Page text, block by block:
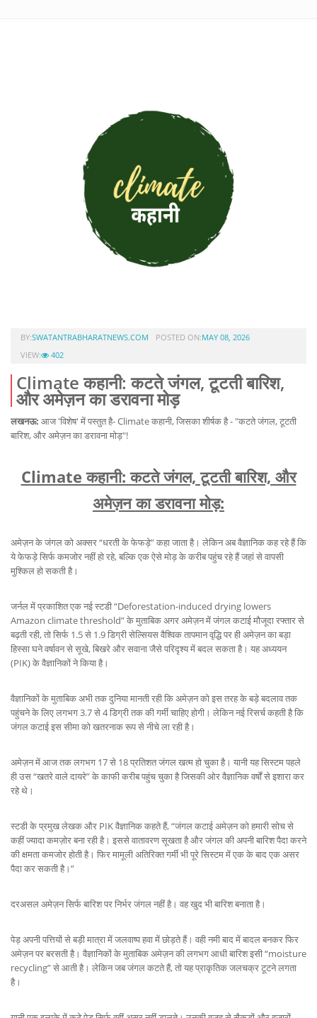
BY:SWATANTRABHARATNEWS.COM POSTED ON:MAY 08, 2026
VIEW:
402
Climate कहानी: कटते जंगल, टूटती बारिश,
और अमेज़न का डरावना मोड़
लखनऊ: आज 'विशेष' में पस्तुत है- Climate कहानी, जिसका शीर्षक है - "कटते जंगल, टूटती
बारिश, और अमेज़न का डरावना मोड़"!
Climate कहानी: कटते जंगल, टूटती बारिश, और
अमेज़न का डरावना मोड़:
अमेज़न के जंगल को अक्सर “धरती के फेफड़े” कहा जाता है। लेकिन अब वैज्ञानिक कह रहे हैं कि
ये फेफड़े सिर्फ कमजोर नहीं हो रहे, बल्कि एक ऐसे मोड़ के करीब पहुंच रहे हैं जहां से वापसी
मुश्किल हो सकती है।
जर्नल में प्रकाशित एक नई स्टडी “Deforestation-induced drying lowers
Amazon climate threshold” के मुताबिक अगर अमेज़न में जंगल कटाई मौजूदा रफ्तार से
बढ़ती रही, तो सिर्फ 1.5 से 1.9 डिग्री सेल्सियस वैश्विक तापमान वृद्धि पर ही अमेज़न का बड़ा
हिस्सा घने वर्षावन से सूखे, बिखरे और सवाना जैसे परिदृश्य में बदल सकता है। यह अध्ययन
(PIK) के वैज्ञानिकों ने किया है।
वैज्ञानिकों के मुताबिक अभी तक दुनिया मानती रही कि अमेज़न को इस तरह के बड़े बदलाव तक
पहुंचने के लिए लगभग 3.7 से 4 डिग्री तक की गर्मी चाहिए होगी। लेकिन नई रिसर्च कहती है कि
जंगल कटाई इस सीमा को खतरनाक रूप से नीचे ला रही है।
अमेज़न में आज तक लगभग 17 से 18 प्रतिशत जंगल खत्म हो चुका है। यानी यह सिस्टम पहले
ही उस “खतरे वाले दायरे” के काफी करीब पहुंच चुका है जिसकी ओर वैज्ञानिक वर्षों से इशारा कर
रहे थे।
स्टडी के प्रमुख लेखक और PIK वैज्ञानिक कहते हैं, “जंगल कटाई अमेज़न को हमारी सोच से
कहीं ज्यादा कमज़ोर बना रही है। इससे वातावरण सूखता है और जंगल की अपनी बारिश पैदा करने
की क्षमता कमजोर होती है। फिर मामूली अतिरिक्त गर्मी भी पूरे सिस्टम में एक के बाद एक असर
पैदा कर सकती है।”
दरअसल अमेज़न सिर्फ बारिश पर निर्भर जंगल नहीं है। वह खुद भी बारिश बनाता है।
पेड़ अपनी पत्तियों से बड़ी मात्रा में जलवाष्प हवा में छोड़ते हैं। वही नमी बाद में बादल बनकर फिर
अमेज़न पर बरसती है। वैज्ञानिकों के मुताबिक अमेज़न की लगभग आधी बारिश इसी “moisture
recycling” से आती है। लेकिन जब जंगल कटते हैं, तो यह प्राकृतिक जलचक्र टूटने लगता
है।